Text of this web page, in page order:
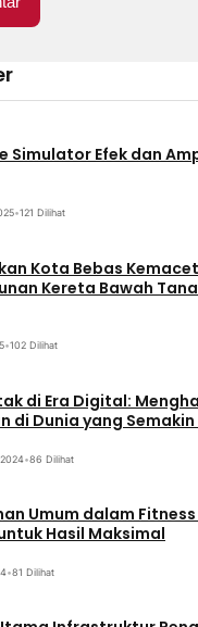
Simulator Efek dan
•121 Dilihat
Kota Bebas
Kereta Bawah
•102 Dilihat
di Era Digital:
di Dunia yang Semakin
•86 Dilihat
Umum dalam
Hasil Maksimal
•81 Dilihat